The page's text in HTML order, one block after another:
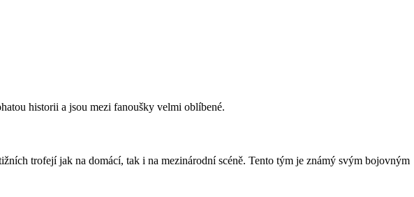
historii a jsou mezi fanoušky velmi oblíbené.
trofejí jak na domácí, tak i na mezinárodní scéně. Tento tým je známý svým bojovným